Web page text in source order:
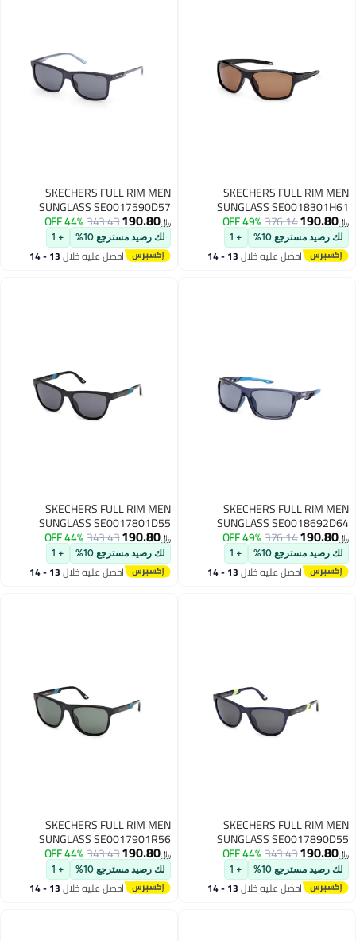
SKECHERS FULL RIM MEN
SUNGLASS SE0018301H61
﷼‏190.80
376.14
49% OFF
لك رصيد مسترجع 10% + 1
احصل عليه خلال 13 - 14
SKECHERS FULL RIM MEN
SUNGLASS SE0017590D57
﷼‏190.80
343.43
44% OFF
لك رصيد مسترجع 10% + 1
احصل عليه خلال 13 - 14
SKECHERS FULL RIM MEN
SUNGLASS SE0018692D64
﷼‏190.80
376.14
49% OFF
لك رصيد مسترجع 10% + 1
احصل عليه خلال 13 - 14
SKECHERS FULL RIM MEN
SUNGLASS SE0017801D55
﷼‏190.80
343.43
44% OFF
لك رصيد مسترجع 10% + 1
احصل عليه خلال 13 - 14
SKECHERS FULL RIM MEN
SUNGLASS SE0017890D55
﷼‏190.80
343.43
44% OFF
لك رصيد مسترجع 10% + 1
احصل عليه خلال 13 - 14
SKECHERS FULL RIM MEN
SUNGLASS SE0017901R56
﷼‏190.80
343.43
44% OFF
لك رصيد مسترجع 10% + 1
احصل عليه خلال 13 - 14